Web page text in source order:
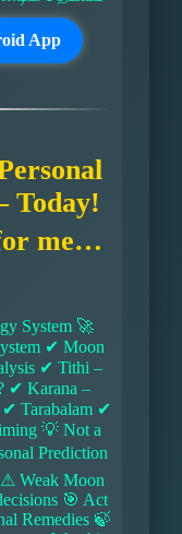
App
Today!
me…
System 🚀
✔ Moon
✔ Tithi –
✔ Karana –
✔ Tarabalam ✔
💡 Not a
Prediction
Weak Moon
🎯 Act
Remedies 🍃